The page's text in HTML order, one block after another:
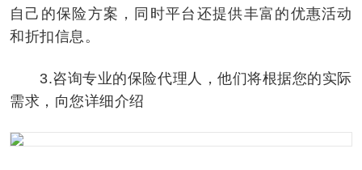
自己的保险方案，同时平台还提供丰富的优惠活动
和折扣信息。
3.咨询专业的保险代理人，他们将根据您的实际
需求，向您详细介绍